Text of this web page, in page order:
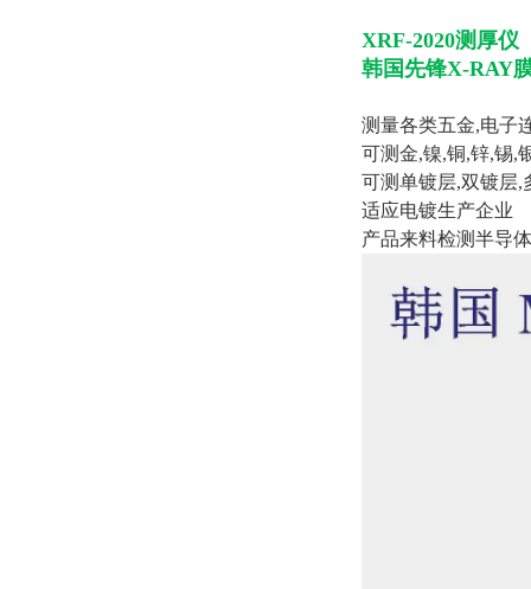
XRF-2020测厚仪
韩国先锋X-RAY
测量各类五金,电子
可测金,镍,铜,锌,锡,
可测单镀层,双镀层,
适应电镀生产企业
产品来料检测半导